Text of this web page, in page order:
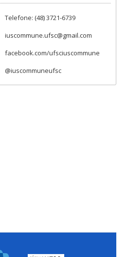
Telefone: (48) 3721-6739
iuscommune.ufsc@gmail.com
facebook.com/ufsciuscommune
@iuscommuneufsc